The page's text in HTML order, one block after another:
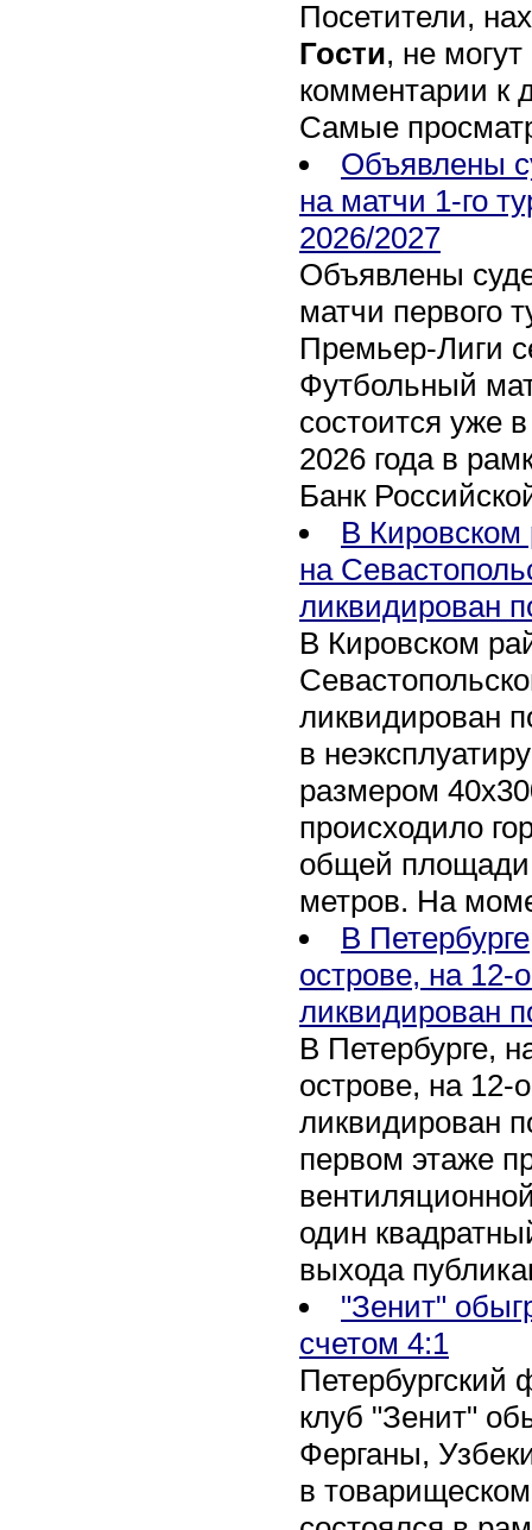
Посетители,
Гости, не
комментарии к
Самые
Объявлены
на матчи 1-го
2026/2027
Объявлены
матчи первого
Премьер-Лиги
Футбольный
состоится уже
2026 года в
Банк
В Кировском
на
ликвидирован
В Кировском
ликвидирован
в
размером
происходило
общей площади
метров. На
В
острове, на 12-
ликвидирован
В Петербурге,
острове, на 12-
ликвидирован
первом этаже
один
выхода
"Зенит"
счетом 4:1
Петербургский
клуб "Зенит"
Ферганы,
в